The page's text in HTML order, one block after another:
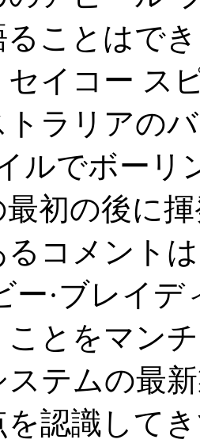
ことはで
イコー ス
トラリアの
ルでボーリ
初の後に
コメント
ー·ブレイ
とをマン
ステムの最
を認識して